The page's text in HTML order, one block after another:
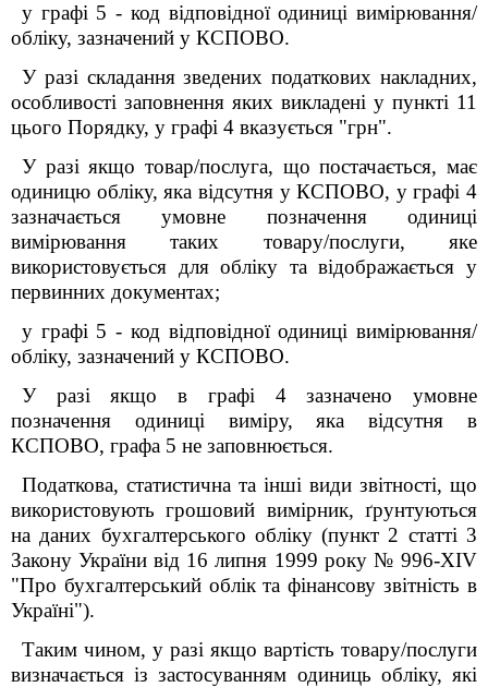
у графі 5 - код відповідної одиниці вимірювання/
обліку, зазначений у КСПОВО.
У разі складання зведених податкових накладних,
особливості заповнення яких викладені у пункті 11
цього Порядку, у графі 4 вказується "грн".
У разі якщо товар/послуга, що постачається, має
одиницю обліку, яка відсутня у КСПОВО, у графі 4
зазначається умовне позначення одиниці
вимірювання таких товару/послуги, яке
використовується для обліку та відображається у
первинних документах;
у графі 5 - код відповідної одиниці вимірювання/
обліку, зазначений у КСПОВО.
У разі якщо в графі 4 зазначено умовне
позначення одиниці виміру, яка відсутня в
КСПОВО, графа 5 не заповнюється.
Податкова, статистична та інші види звітності, що
використовують грошовий вимірник, ґрунтуються
на даних бухгалтерського обліку (пункт 2 статті 3
Закону України від 16 липня 1999 року № 996-ХIV
"Про бухгалтерський облік та фінансову звітність в
Україні").
Таким чином, у разі якщо вартість товару/послуги
визначається із застосуванням одиниць обліку, які